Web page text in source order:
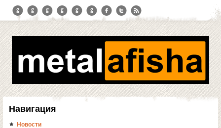
Навигация
Новости